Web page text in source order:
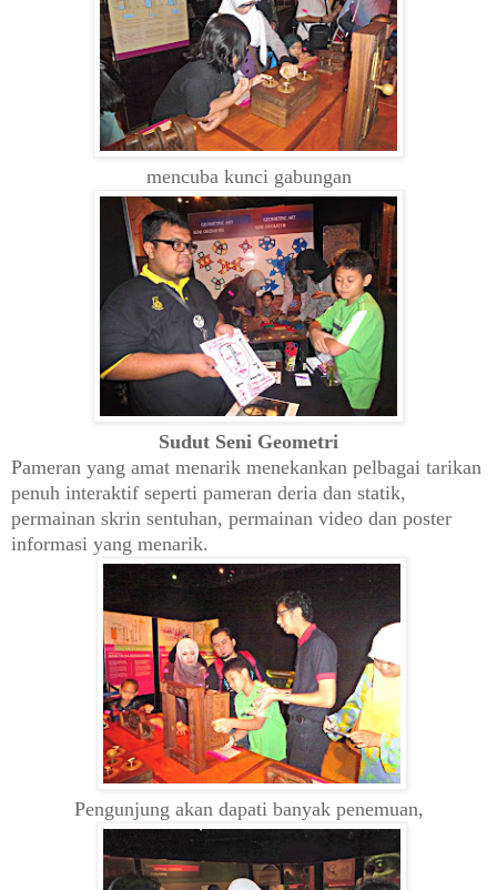
mencuba kunci gabungan
Sudut Seni Geometri
Pameran yang amat menarik menekankan pelbagai tarikan
penuh interaktif seperti pameran deria dan statik,
permainan skrin sentuhan, permainan video dan poster
informasi yang menarik.
Pengunjung akan dapati banyak penemuan,